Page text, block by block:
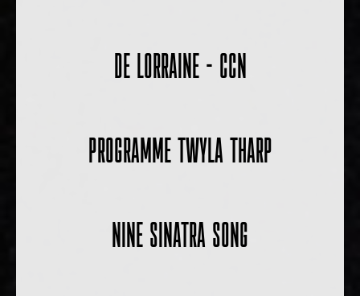
DE LORRAINE – CCN
PROGRAMME TWYLA THARP
NINE SINATRA SONG